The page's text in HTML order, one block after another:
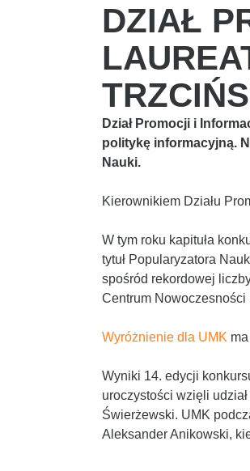
DZIAŁ
Dział Promocji i
politykę informacyjną.
Nauki.
Kierownikiem Działu
W tym roku kapituła
tytuł Popularyzatora
spośród rekordowej
Centrum Nowoczesności
Wyróżnienie dla UMK
Wyniki 14. edycji
uroczystości wzięli
Świerżewski. UMK
Aleksander Anikowski,